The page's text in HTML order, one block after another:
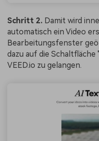
Schritt 2. Damit wird
automatisch ein Video
Bearbeitungsfenster
dazu auf die
VEED.io zu gelangen.